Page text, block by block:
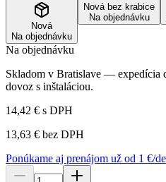
Nová
Na objednávku
Nová bez krabice
Na objednávku
Na objednávku
Skladom v Bratislave — expedícia
dovoz s inštaláciou.
14,42 € s DPH
13,63 € bez DPH
Ponúkame aj prenájom už od 1 €/